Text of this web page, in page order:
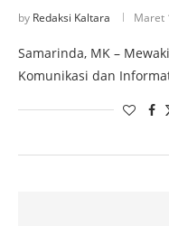
by Redaksi Kaltara Maret
Samarinda, MK –
Komunikasi dan